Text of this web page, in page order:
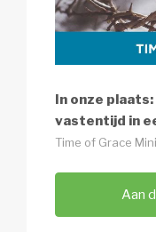
In onze
vastentijd in
Time of Grace
Aan